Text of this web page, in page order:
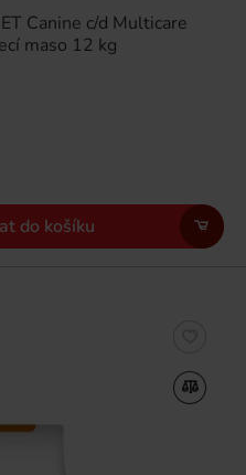
Canine c/d Multicare
maso 12 kg
do košíku